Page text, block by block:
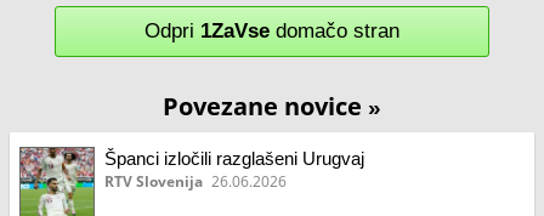
Odpri 1ZaVse domačo stran
Povezane novice »
Španci izločili razglašeni Urugvaj
RTV Slovenija 26.06.2026